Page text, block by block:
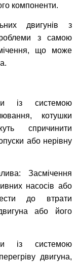
компоненти.
двигунів з
з самою
що може
із системою
котушки
спричинити
або нерівну
Засмічення
насосів або
до втрати
або його
із системою
двигуна,